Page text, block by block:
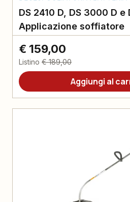
DS 2410 D, DS 3000 D e
Applicazione soffiatore
€ 159,00
Listino € 189,00
Aggiungi al